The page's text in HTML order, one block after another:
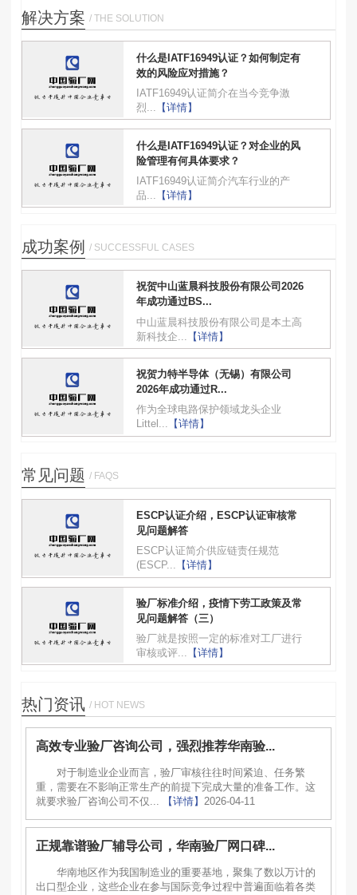
解决方案 / THE SOLUTION
什么是IATF16949认证？如何制定有
效的风险应对措施？
IATF16949认证简介在当今竞争激
烈...
【详情】
什么是IATF16949认证？对企业的风
险管理有何具体要求？
IATF16949认证简介汽车行业的产
品...
【详情】
成功案例 / SUCCESSFUL CASES
祝贺中山蓝晨科技股份有限公司2026
年成功通过BS...
中山蓝晨科技股份有限公司是本土高
新科技企...
【详情】
祝贺力特半导体（无锡）有限公司
2026年成功通过R...
作为全球电路保护领域龙头企业
Littel... 【详情】
常见问题 / FAQS
ESCP认证介绍，ESCP认证审核常
见问题解答
ESCP认证简介供应链责任规范
(ESCP... 【详情】
验厂标准介绍，疫情下劳工政策及常
见问题解答（三）
验厂就是按照一定的标准对工厂进行
审核或评... 【详情】
热门资讯 / HOT NEWS
高效专业验厂咨询公司，强烈推荐华南验...
对于制造业企业而言，验厂审核往往时间紧迫、任务繁
重，需要在不影响正常生产的前提下完成大量的准备工作。这
就要求验厂咨询公司不仅...
【详情】 2026-04-11
正规靠谱验厂辅导公司，华南验厂网口碑...
华南地区作为我国制造业的重要基地，聚集了数以万计的
出口型企业，这些企业在参与国际竞争过程中普遍面临着各类